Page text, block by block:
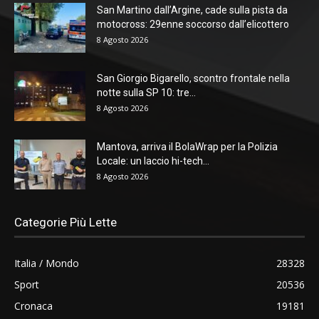
San Martino dall’Argine, cade sulla pista da
motocross: 29enne soccorso dall’elicottero
8 Agosto 2026
San Giorgio Bigarello, scontro frontale nella
notte sulla SP 10: tre...
8 Agosto 2026
Mantova, arriva il BolaWrap per la Polizia
Locale: un laccio hi-tech...
8 Agosto 2026
Categorie Più Lette
Italia / Mondo
28328
Sport
20536
Cronaca
19181